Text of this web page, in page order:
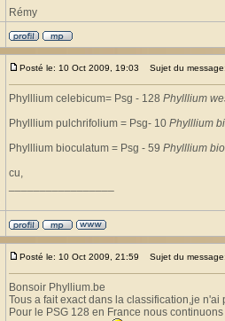
Rémy
Posté le: 10 Oct 2009, 19:03 Sujet du message:
Phylllium celebicum= Psg - 128 Phylllium
Phylllium pulchrifolium = Psg- 10 Phylllium
Phylllium bioculatum = Psg - 59 Phylllium
cu,
Posté le: 10 Oct 2009, 21:59 Sujet du message:
Bonsoir Phyllium.be
Tous a fait exact dans la classification,je
Pour le PSG 128 en France nous